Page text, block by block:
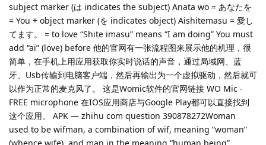
subject marker (は indicates the subject) Anata wo = あなたを
= You + object marker (を indicates object) Aishitemasu = 愛し
てます。 = to love “Shite imasu” means “I am doing” You must
add “ai” (love) before 他的官网有一张流程图来展示他的机理，很
简单，在手机上用应用获取你实时说话的声音，通过局域网、蓝
牙、Usb传输到电脑客户端，然后再输出为一个虚拟驱动，然后就可
以作为正常的麦克风了。 这是Womic软件的官网链接 WO Mic -
FREE microphone 在IOS应用商店与Google Play都可以直接找到
这个应用。 APK — zhihu com question 390878272Woman
used to be wifman, a combination of wif, meaning “woman”